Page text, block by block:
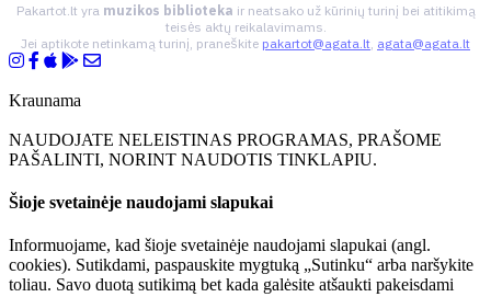
Pakartot.lt yra muzikos biblioteka ir neatsako už kūrinių turinį bei atitikimą
teisės aktų reikalavimams.
Jei aptikote netinkamą turinį, praneškite pakartot@agata.lt agata@agata.lt
Kraunama
NAUDOJATE NELEISTINAS PROGRAMAS, PRAŠOME
PAŠALINTI, NORINT NAUDOTIS TINKLAPIU.
Šioje svetainėje naudojami slapukai
Informuojame, kad šioje svetainėje naudojami slapukai (angl.
cookies). Sutikdami, paspauskite mygtuką „Sutinku“ arba naršykite
toliau. Savo duotą sutikimą bet kada galėsite atšaukti pakeisdami